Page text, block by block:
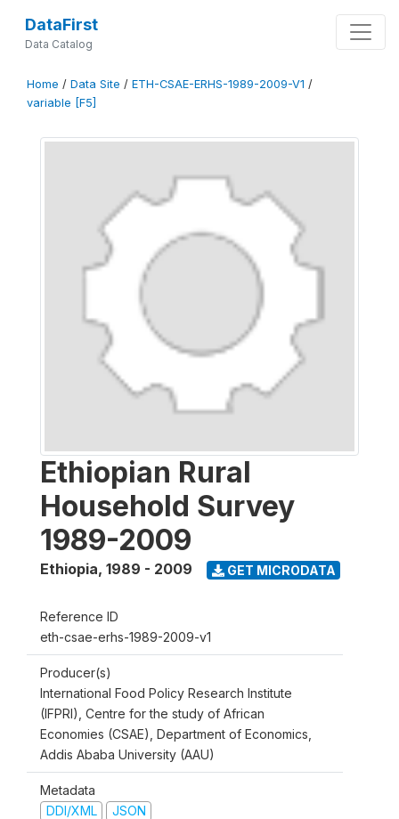
DataFirst
Data Catalog
Home / Data Site / ETH-CSAE-ERHS-1989-2009-V1 /
variable [F5]
Ethiopian Rural
Household Survey
1989-2009
Ethiopia, 1989 - 2009 GET MICRODATA
Reference ID
eth-csae-erhs-1989-2009-v1
Producer(s)
International Food Policy Research Institute
(IFPRI), Centre for the study of African
Economies (CSAE), Department of Economics,
Addis Ababa University (AAU)
Metadata
DDI/XML
JSON